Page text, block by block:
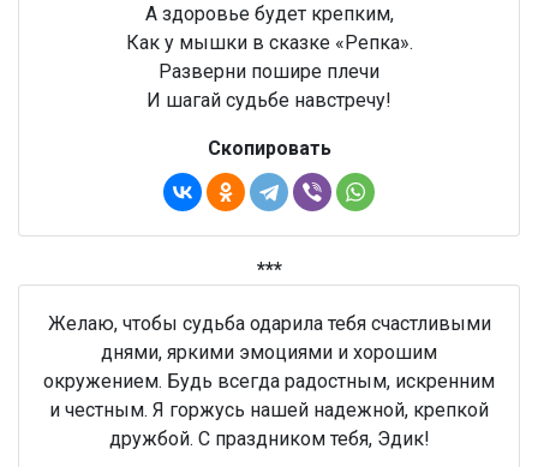
А здоровье будет крепким,
Как у мышки в сказке «Репка».
Разверни пошире плечи
И шагай судьбе навстречу!
Скопировать
***
Желаю, чтобы судьба одарила тебя счастливыми
днями, яркими эмоциями и хорошим
окружением. Будь всегда радостным, искренним
и честным. Я горжусь нашей надежной, крепкой
дружбой. С праздником тебя, Эдик!